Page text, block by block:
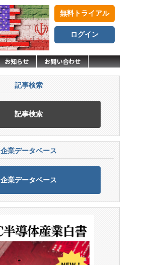
無料トライアル
ログイン
お知らせ お問い合わせ
記事検索
記事検索
企業データベース
企業データベース